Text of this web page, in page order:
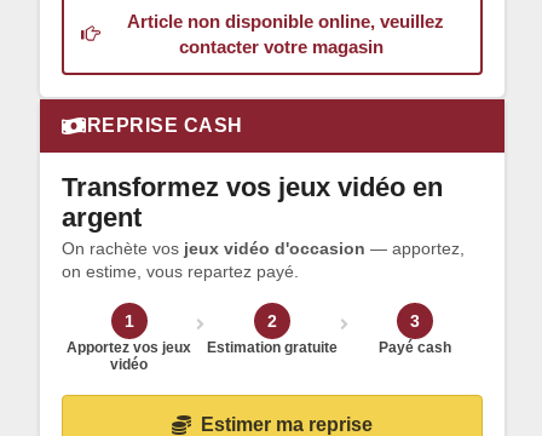
Article non disponible online, veuillez
contacter votre magasin
REPRISE CASH
Transformez vos jeux vidéo en
argent
On rachète vos jeux vidéo d'occasion — apportez,
on estime, vous repartez payé.
1
Apportez vos jeux
vidéo
2
Estimation gratuite
3
Payé cash
Estimer ma reprise